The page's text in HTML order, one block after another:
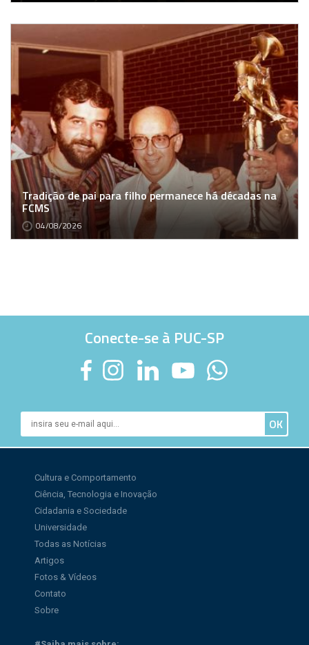
Tradição de pai para filho permanece há décadas na
FCMS
04/08/2026
Conecte-se à PUC-SP
Cultura e Comportamento
Ciência, Tecnologia e Inovação
Cidadania e Sociedade
Universidade
Todas as Notícias
Artigos
Fotos & Vídeos
Contato
Sobre